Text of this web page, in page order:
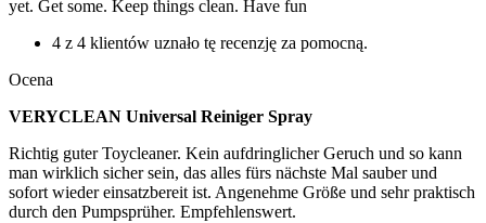
yet. Get some. Keep things clean. Have fun
4 z 4 klientów uznało tę recenzję za pomocną.
Ocena
VERYCLEAN Universal Reiniger Spray
Richtig guter Toycleaner. Kein aufdringlicher Geruch und so kann
man wirklich sicher sein, das alles fürs nächste Mal sauber und
sofort wieder einsatzbereit ist. Angenehme Größe und sehr praktisch
durch den Pumpsprüher. Empfehlenswert.